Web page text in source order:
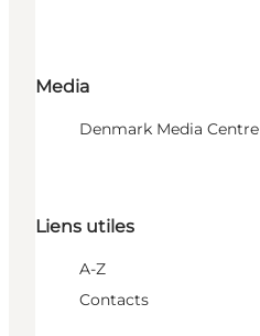
Media
Denmark Media Centre
Liens utiles
A-Z
Contacts